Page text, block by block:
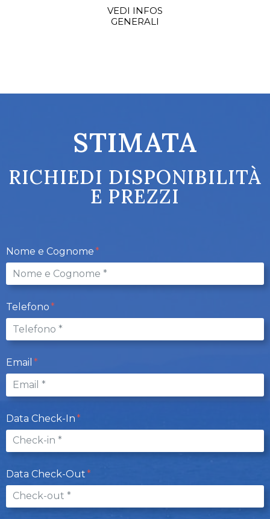
VEDI INFOS
GENERALI
STIMATA
RICHIEDI DISPONIBILITÀ
E PREZZI
Nome e Cognome
Telefono
Email
Data Check-In
Data Check-Out